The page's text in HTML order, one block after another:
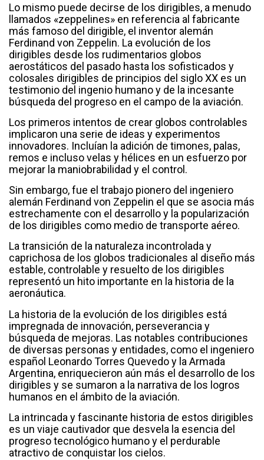
Lo mismo puede decirse de los dirigibles, a menudo
llamados «zeppelines» en referencia al fabricante
más famoso del dirigible, el inventor alemán
Ferdinand von Zeppelin. La evolución de los
dirigibles desde los rudimentarios globos
aerostáticos del pasado hasta los sofisticados y
colosales dirigibles de principios del siglo XX es un
testimonio del ingenio humano y de la incesante
búsqueda del progreso en el campo de la aviación.
Los primeros intentos de crear globos controlables
implicaron una serie de ideas y experimentos
innovadores. Incluían la adición de timones, palas,
remos e incluso velas y hélices en un esfuerzo por
mejorar la maniobrabilidad y el control.
Sin embargo, fue el trabajo pionero del ingeniero
alemán Ferdinand von Zeppelin el que se asocia más
estrechamente con el desarrollo y la popularización
de los dirigibles como medio de transporte aéreo.
La transición de la naturaleza incontrolada y
caprichosa de los globos tradicionales al diseño más
estable, controlable y resuelto de los dirigibles
representó un hito importante en la historia de la
aeronáutica.
La historia de la evolución de los dirigibles está
impregnada de innovación, perseverancia y
búsqueda de mejoras. Las notables contribuciones
de diversas personas y entidades, como el ingeniero
español Leonardo Torres Quevedo y la Armada
Argentina, enriquecieron aún más el desarrollo de los
dirigibles y se sumaron a la narrativa de los logros
humanos en el ámbito de la aviación.
La intrincada y fascinante historia de estos dirigibles
es un viaje cautivador que desvela la esencia del
progreso tecnológico humano y el perdurable
atractivo de conquistar los cielos.